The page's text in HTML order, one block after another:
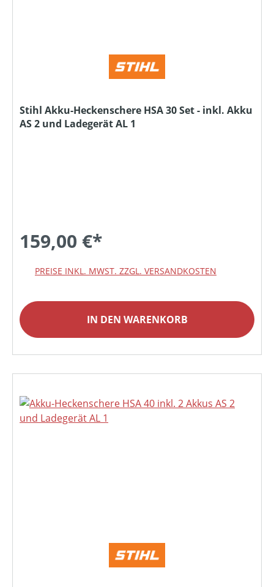
Stihl Akku-Heckenschere HSA 30 Set - inkl. Akku
AS 2 und Ladegerät AL 1
159,00 €*
PREISE INKL. MWST. ZZGL. VERSANDKOSTEN
IN DEN WARENKORB